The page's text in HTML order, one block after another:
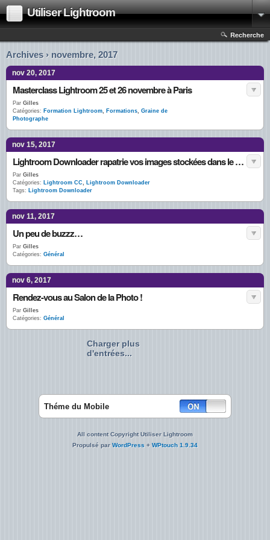
Utiliser Lightroom
Recherche
Archives › novembre, 2017
nov 20, 2017
Masterclass Lightroom 25 et 26 novembre à Paris
Par Gilles
Catégories: Formation Lightroom, Formations, Graine de
Photographe
nov 15, 2017
Lightroom Downloader rapatrie vos images stockées dans le cloud par Lightroom CC
Par Gilles
Catégories: Lightroom CC, Lightroom Downloader
Tags: Lightroom Downloader
nov 11, 2017
Un peu de buzzz…
Par Gilles
Catégories: Général
nov 6, 2017
Rendez-vous au Salon de la Photo !
Par Gilles
Catégories: Général
Charger plus
d'entrées...
Théme du Mobile
All content Copyright Utiliser Lightroom
Propulsé parWordPress + WPtouch 1.9.34